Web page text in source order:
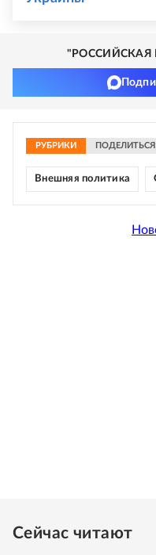
"РОССИЙСКАЯ
РУБРИКИ ПОДЕЛИТЬСЯ
Внешняя политика
Сейчас читают